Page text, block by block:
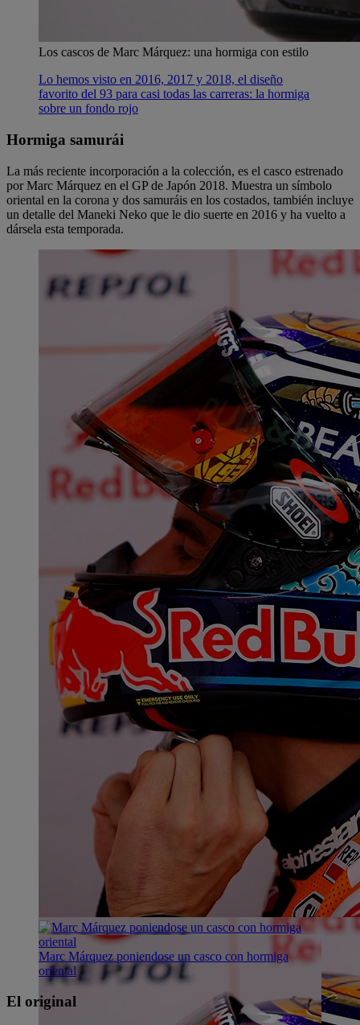
Los cascos de Marc Márquez: una hormiga con estilo
Lo hemos visto en 2016, 2017 y 2018, el diseño
favorito del 93 para casi todas las carreras: la hormiga
sobre un fondo rojo
Hormiga samurái
La más reciente incorporación a la colección, es el casco estrenado
por Marc Márquez en el GP de Japón 2018. Muestra un símbolo
oriental en la corona y dos samuráis en los costados, también incluye
un detalle del Maneki Neko que le dio suerte en 2016 y ha vuelto a
dársela esta temporada.
Marc Márquez poniendose un casco con hormiga
oriental
El original